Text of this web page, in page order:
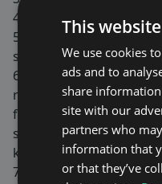
4. Val av en (1) eller två
5. Prövning av om
sammankallad;
6. Framläggande av
revisionsberättelsen
fall,
samt, i förekommande
koncern
7. Beslut om
This
We use cookies
ads and to
share
site with our
partners who
information that
or that they’ve